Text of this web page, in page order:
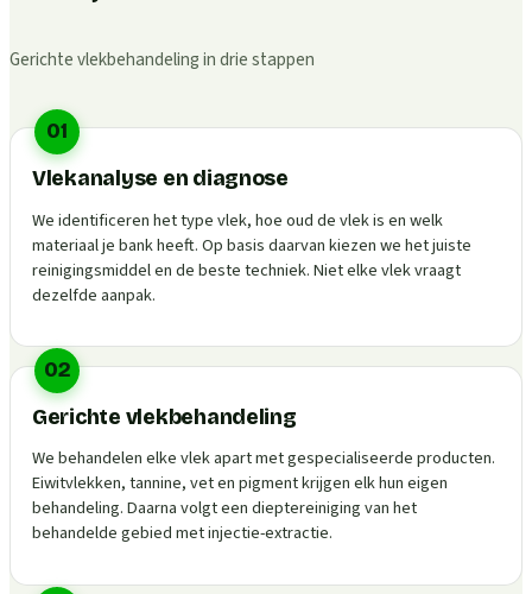
Gerichte vlekbehandeling in drie stappen
01
Vlekanalyse en diagnose
We identificeren het type vlek, hoe oud de vlek is en welk
materiaal je bank heeft. Op basis daarvan kiezen we het juiste
reinigingsmiddel en de beste techniek. Niet elke vlek vraagt
dezelfde aanpak.
02
Gerichte vlekbehandeling
We behandelen elke vlek apart met gespecialiseerde producten.
Eiwitvlekken, tannine, vet en pigment krijgen elk hun eigen
behandeling. Daarna volgt een dieptereiniging van het
behandelde gebied met injectie-extractie.